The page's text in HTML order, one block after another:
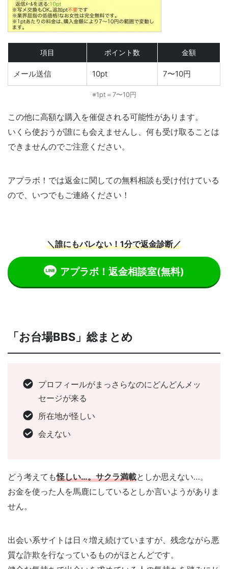
項目 ポイント数 金額
メール送信 10pt 7〜10円
※1pt＝7〜10円
この他に高額な購入を催促される可能性があります。
いくら使おうが誰にも会えませんし、何も受け取ることは
できませんのでご注意ください。
アプラボ！では返金に関しての無料相談も受け付けている
ので、いつでもご連絡ください！
＼誰にもバレない！1分で返金診断／
アプラボ！返金相談室(無料)
「お台場BBS」総まとめ
プロフィールがまっさらなのにどんどんメッ
セージが来る
所在地が怪しい
会えない
どう考えても怪しい…。サクラ満載としか思えない…。
お金を使った人を馬鹿にしているとしか言いようがありま
せん。
出会い系サイトは日々増え続けていますが、残念ながら悪
質な詐欺を行なっているものがほとんどです。